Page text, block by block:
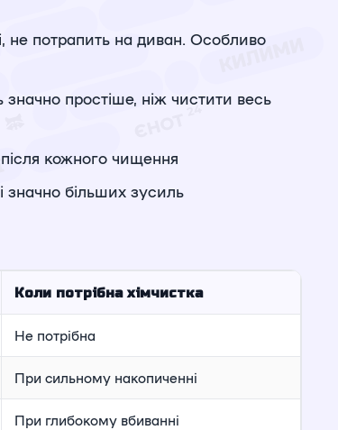
не потрапить на диван. Особливо
простіше, ніж чистити весь
кожного чищення
більших зусиль
Коли потрібна хімчистка
Не потрібна
При сильному накопиченні
При глибокому вбиванні